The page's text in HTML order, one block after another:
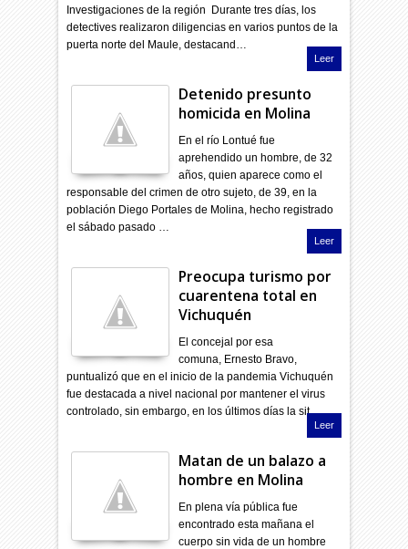
Investigaciones de la región Durante tres días, los
detectives realizaron diligencias en varios puntos de la
puerta norte del Maule, destacand…
Leer
Detenido presunto
homicida en Molina
En el río Lontué fue
aprehendido un hombre, de 32
años, quien aparece como el
responsable del crimen de otro sujeto, de 39, en la
población Diego Portales de Molina, hecho registrado
el sábado pasado …
Leer
Preocupa turismo por
cuarentena total en
Vichuquén
El concejal por esa
comuna, Ernesto Bravo,
puntualizó que en el inicio de la pandemia Vichuquén
fue destacada a nivel nacional por mantener el virus
controlado, sin embargo, en los últimos días la sit…
Leer
Matan de un balazo a
hombre en Molina
En plena vía pública fue
encontrado esta mañana el
cuerpo sin vida de un hombre